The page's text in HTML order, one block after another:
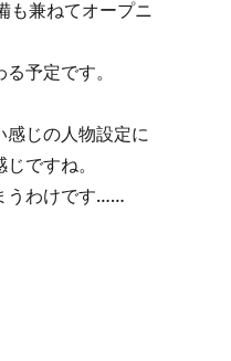
も兼ねてオープニ
予定です。
感じの人物設定に
ですね。
うわけです……